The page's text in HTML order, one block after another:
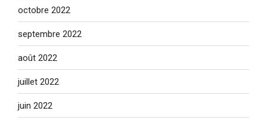
octobre 2022
septembre 2022
août 2022
juillet 2022
juin 2022